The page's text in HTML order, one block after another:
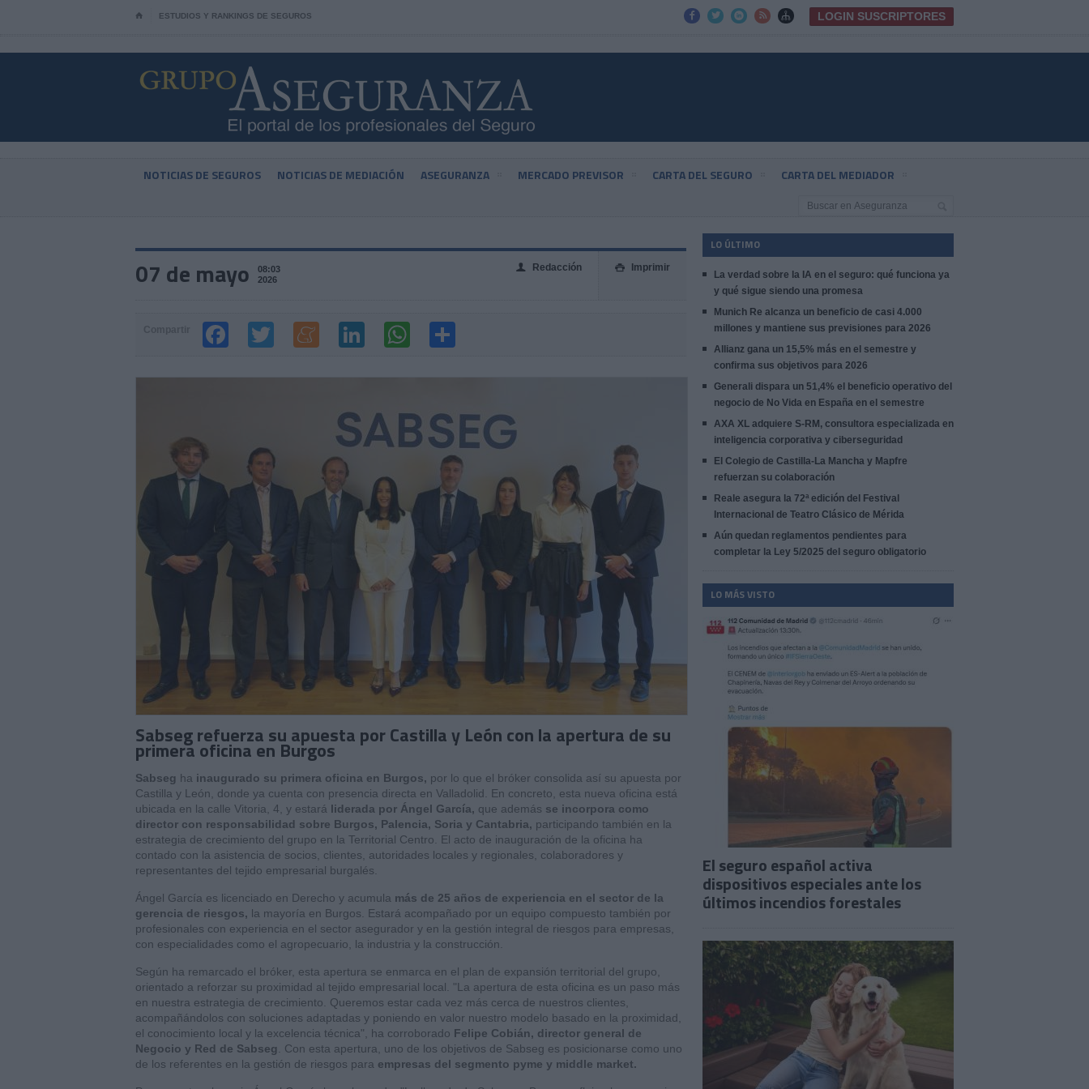
⌂ ESTUDIOS Y RANKINGS DE SEGUROS      LOGIN SUSCRIPTORES
NOTICIAS DE SEGUROS NOTICIAS DE MEDIACIÓN ASEGURANZA MERCADO PREVISOR CARTA DEL SEGURO CARTA DEL MEDIADOR
07 de mayo
08:03
2026
 Imprimir
👤 Redacción
Sabseg refuerza su apuesta por Castilla y León con la apertura de su
primera oficina en Burgos
Sabseg ha inaugurado su primera oficina en Burgos, por lo que el bróker consolida así su apuesta por
Castilla y León, donde ya cuenta con presencia directa en Valladolid. En concreto, esta nueva oficina está
ubicada en la calle Vitoria, 4, y estará liderada por Ángel García, que además se incorpora como
director con responsabilidad sobre Burgos, Palencia, Soria y Cantabria, participando también en la
estrategia de crecimiento del grupo en la Territorial Centro. El acto de inauguración de la oficina ha
contado con la asistencia de socios, clientes, autoridades locales y regionales, colaboradores y
representantes del tejido empresarial burgalés.
Ángel García es licenciado en Derecho y acumula más de 25 años de experiencia en el sector de la
gerencia de riesgos, la mayoría en Burgos. Estará acompañado por un equipo compuesto también por
profesionales con experiencia en el sector asegurador y en la gestión integral de riesgos para empresas,
con especialidades como el agropecuario, la industria y la construcción.
Según ha remarcado el bróker, esta apertura se enmarca en el plan de expansión territorial del grupo,
orientado a reforzar su proximidad al tejido empresarial local. "La apertura de esta oficina es un paso más
en nuestra estrategia de crecimiento. Queremos estar cada vez más cerca de nuestros clientes,
acompañándolos con soluciones adaptadas y poniendo en valor nuestro modelo basado en la proximidad,
el conocimiento local y la excelencia técnica", ha corroborado Felipe Cobián, director general de
Negocio y Red de Sabseg
. Con esta apertura, uno de los objetivos de Sabseg es posicionarse como uno
de los referentes en la gestión de riesgos para empresas del segmento pyme y middle market.
LO ÚLTIMO
La verdad sobre la IA en el seguro: qué funciona ya
y qué sigue siendo una promesa
Munich Re alcanza un beneficio de casi 4.000
millones y mantiene sus previsiones para 2026
Allianz gana un 15,5% más en el semestre y
confirma sus objetivos para 2026
Generali dispara un 51,4% el beneficio operativo del
negocio de No Vida en España en el semestre
AXA XL adquiere S-RM, consultora especializada en
inteligencia corporativa y ciberseguridad
El Colegio de Castilla-La Mancha y Mapfre
refuerzan su colaboración
Reale asegura la 72ª edición del Festival
Internacional de Teatro Clásico de Mérida
Aún quedan reglamentos pendientes para
completar la Ley 5/2025 del seguro obligatorio
LO MÁS VISTO
El seguro español activa
dispositivos especiales ante los
últimos incendios forestales